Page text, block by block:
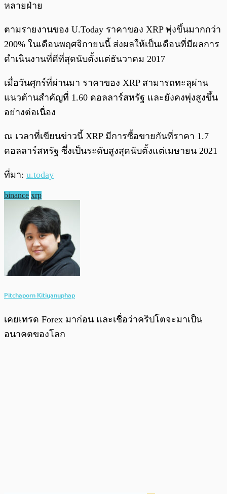
หลายฝ่าย
ตามรายงานของ U.Today ราคาของ XRP พุ่งขึ้นมากกว่า
200% ในเดือนพฤศจิกายนนี้ ส่งผลให้เป็นเดือนที่มีผลการ
ดำเนินงานที่ดีที่สุดนับตั้งแต่ธันวาคม 2017
เมื่อวันศุกร์ที่ผ่านมา ราคาของ XRP สามารถทะลุผ่าน
แนวต้านสำคัญที่ 1.60 ดอลลาร์สหรัฐ และยังคงพุ่งสูงขึ้น
อย่างต่อเนื่อง
ณ เวลาที่เขียนข่าวนี้ XRP มีการซื้อขายกันที่ราคา 1.7
ดอลลาร์สหรัฐ ซึ่งเป็นระดับสูงสุดนับตั้งแต่เมษายน 2021
ที่มา: u.today
binance xrp
Pitchaporn Kitiyanuphap
เคยเทรด Forex มาก่อน และเชื่อว่าคริปโตจะมาเป็น
อนาคตของโลก